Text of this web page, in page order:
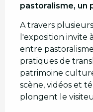
pastoralisme, un
A travers
l'exposition invite
entre
pratiques de
patrimoine
scène, vidéos et
plongent le